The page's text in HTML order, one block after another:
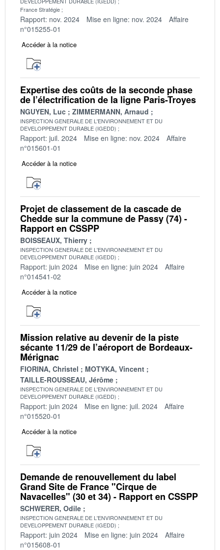
France Stratégie
Rapport: nov. 2024 Mise en ligne: nov. 2024
Affaire
n°015255-01
Accéder à la notice
Expertise des coûts de la seconde phase
de l’électrification de la ligne Paris-Troyes
NGUYEN, Luc ZIMMERMANN, Arnaud
INSPECTION GENERALE DE L'ENVIRONNEMENT ET DU
DEVELOPPEMENT DURABLE (IGEDD)
Rapport: juil. 2024 Mise en ligne: nov. 2024
Affaire
n°015601-01
Accéder à la notice
Projet de classement de la cascade de
Chedde sur la commune de Passy (74) -
Rapport en CSSPP
BOISSEAUX, Thierry
INSPECTION GENERALE DE L'ENVIRONNEMENT ET DU
DEVELOPPEMENT DURABLE (IGEDD)
Rapport: juin 2024 Mise en ligne: juin 2024
Affaire
n°014541-02
Accéder à la notice
Mission relative au devenir de la piste
sécante 11/29 de l’aéroport de Bordeaux-
Mérignac
FIORINA, Christel
MOTYKA, Vincent
TAILLE-ROUSSEAU, Jérôme
INSPECTION GENERALE DE L'ENVIRONNEMENT ET DU
DEVELOPPEMENT DURABLE (IGEDD)
Rapport: juin 2024 Mise en ligne: juil. 2024
Affaire
n°015520-01
Accéder à la notice
Demande de renouvellement du label
Grand Site de France "Cirque de
Navacelles" (30 et 34) - Rapport en CSSPP
SCHWERER, Odile
INSPECTION GENERALE DE L'ENVIRONNEMENT ET DU
DEVELOPPEMENT DURABLE (IGEDD)
Rapport: juin 2024 Mise en ligne: juin 2024
Affaire
n°015608-01